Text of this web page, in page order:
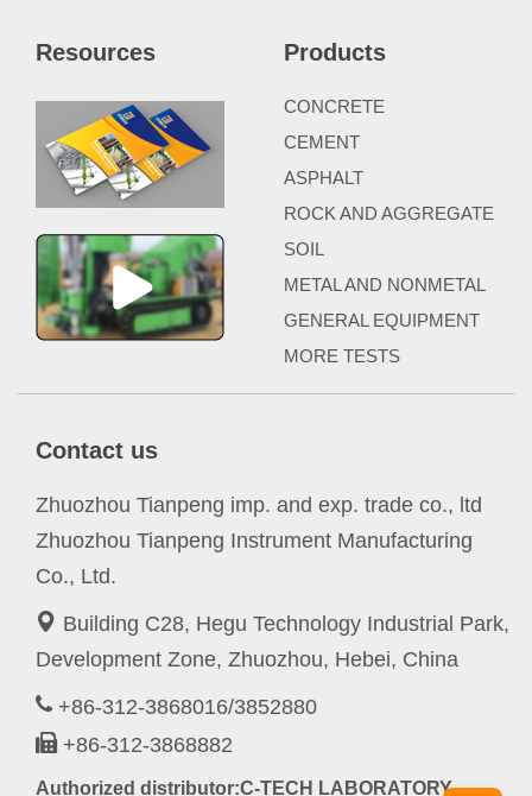
Resources Products
CONCRETE
CEMENT
ASPHALT
ROCK AND AGGREGATE
SOIL
METAL AND NONMETAL
GENERAL EQUIPMENT
MORE TESTS
Contact us
Zhuozhou Tianpeng imp. and exp. trade co., ltd
Zhuozhou Tianpeng Instrument Manufacturing
Co., Ltd.
Building C28, Hegu Technology Industrial Park,
Development Zone, Zhuozhou, Hebei, China
+86-312-3868016/3852880
+86-312-3868882
Authorized distributor:C-TECH LABORATORY